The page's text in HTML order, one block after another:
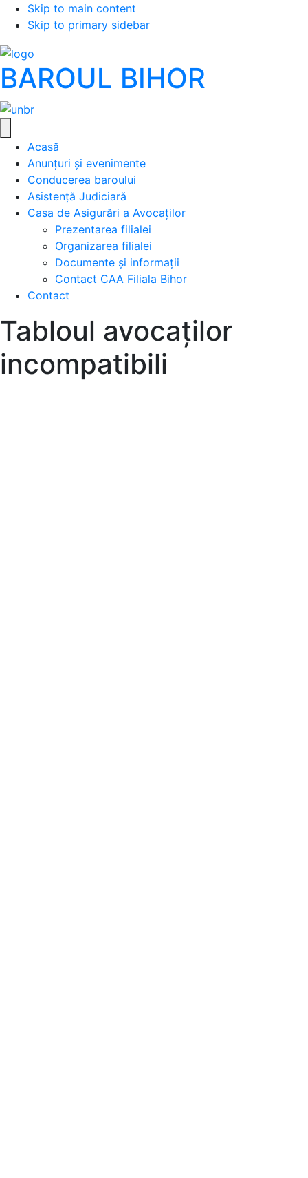
Skip to main content
Skip to primary sidebar
BAROUL BIHOR
Acasă
Anunțuri și evenimente
Conducerea baroului
Asistență Judiciară
Casa de Asigurări a Avocaților
Prezentarea filialei
Organizarea filialei
Documente și informații
Contact CAA Filiala Bihor
Contact
Tabloul avocaților
incompatibili